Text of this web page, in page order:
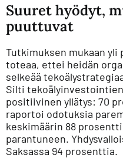
Suuret hyödyt,
puuttuvat
Tutkimuksen mukaan yli
toteaa, ettei heidän
selkeää
Silti
positiivinen yllätys: 70
raportoi odotuksia
keskimäärin 88
parantuneen.
Saksassa 94 prosenttia.